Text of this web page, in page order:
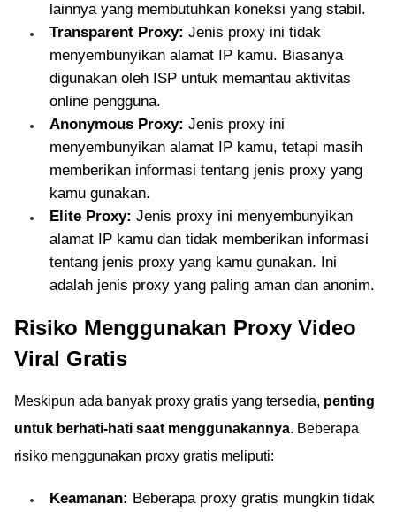
lainnya yang membutuhkan koneksi yang stabil.
Transparent Proxy: Jenis proxy ini tidak
menyembunyikan alamat IP kamu. Biasanya
digunakan oleh ISP untuk memantau aktivitas
online pengguna.
Anonymous Proxy: Jenis proxy ini
menyembunyikan alamat IP kamu, tetapi masih
memberikan informasi tentang jenis proxy yang
kamu gunakan.
Elite Proxy: Jenis proxy ini menyembunyikan
alamat IP kamu dan tidak memberikan informasi
tentang jenis proxy yang kamu gunakan. Ini
adalah jenis proxy yang paling aman dan anonim.
Risiko Menggunakan Proxy Video
Viral Gratis
Meskipun ada banyak proxy gratis yang tersedia, penting
untuk berhati-hati saat menggunakannya. Beberapa
risiko menggunakan proxy gratis meliputi:
Keamanan: Beberapa proxy gratis mungkin tidak